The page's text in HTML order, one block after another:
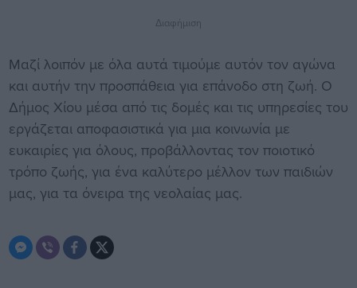
Διαφήμιση
Μαζί λοιπόν με όλα αυτά τιμούμε αυτόν τον αγώνα
και αυτήν την προσπάθεια για επάνοδο στη ζωή. Ο
Δήμος Χίου μέσα από τις δομές και τις υπηρεσίες του
εργάζεται αποφασιστικά για μια κοινωνία με
ευκαιρίες για όλους, προβάλλοντας τον ποιοτικό
τρόπο ζωής, για ένα καλύτερο μέλλον των παιδιών
μας, για τα όνειρα της νεολαίας μας.